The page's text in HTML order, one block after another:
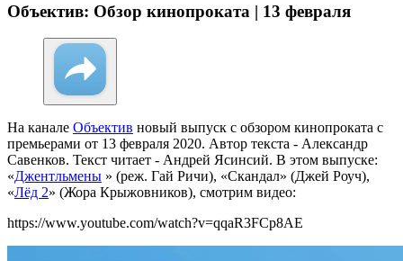
Объектив: Обзор кинопроката | 13 февраля
На канале Объектив новый выпуск с обзором кинопроката с
премьерами от 13 февраля 2020. Автор текста - Александр
Савенков. Текст читает - Андрей Ясинсий. В этом выпуске:
«Джентльмены » (реж. Гай Ричи), «Скандал» (Джей Роуч),
«Лёд 2» (Жора Крыжовников), смотрим видео:
https://www.youtube.com/watch?v=qqaR3FCp8AE